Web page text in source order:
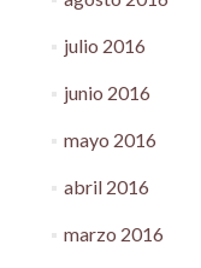
julio 2016
junio 2016
mayo 2016
abril 2016
marzo 2016